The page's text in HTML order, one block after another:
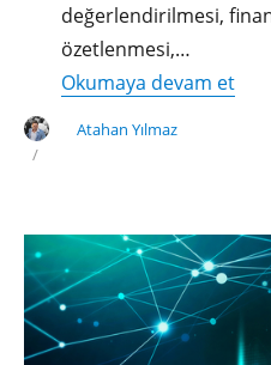
değerlendirilmesi,
özetlenmesi,…
Okumaya devam et
Atahan Yılmaz